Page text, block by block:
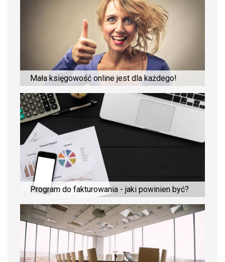
Mała księgowość online jest dla każdego!
Program do fakturowania - jaki powinien być?